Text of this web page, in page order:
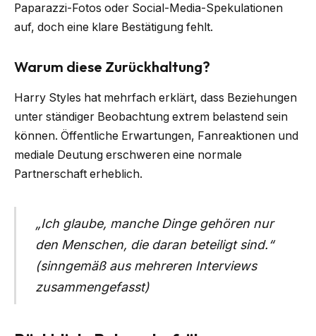
Paparazzi-Fotos oder Social-Media-Spekulationen
auf, doch eine klare Bestätigung fehlt.
Warum diese Zurückhaltung?
Harry Styles hat mehrfach erklärt, dass Beziehungen
unter ständiger Beobachtung extrem belastend sein
können. Öffentliche Erwartungen, Fanreaktionen und
mediale Deutung erschweren eine normale
Partnerschaft erheblich.
„Ich glaube, manche Dinge gehören nur
den Menschen, die daran beteiligt sind.“
(sinngemäß aus mehreren Interviews
zusammengefasst)